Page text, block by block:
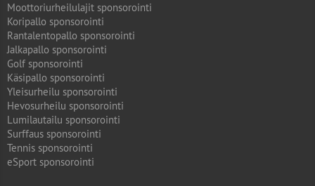
Moottoriurheilulajit sponsorointi
Koripallo sponsorointi
Rantalentopallo sponsorointi
Jalkapallo sponsorointi
Golf sponsorointi
Käsipallo sponsorointi
Yleisurheilu sponsorointi
Hevosurheilu sponsorointi
Lumilautailu sponsorointi
Surffaus sponsorointi
Tennis sponsorointi
eSport sponsorointi